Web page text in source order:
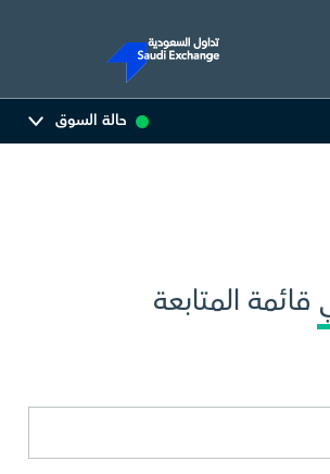
حالة السوق
المتابعة